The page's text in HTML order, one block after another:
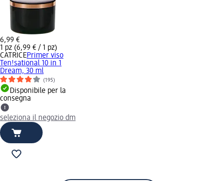
6,99 €
1 pz (6,99 € / 1 pz)
CATRICEPrimer viso
Ten!sational 10 in 1
Dream, 30 ml
(195)
Disponibile per la
consegna
seleziona il negozio dm